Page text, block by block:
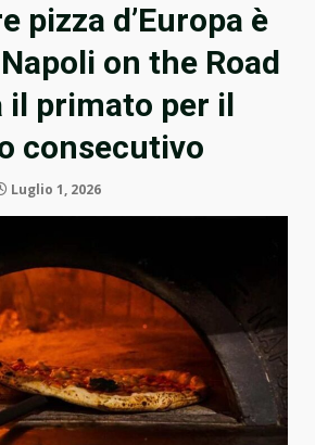
pizza d’Europa è
on the Road
il primato per il
consecutivo
Luglio 1, 2026